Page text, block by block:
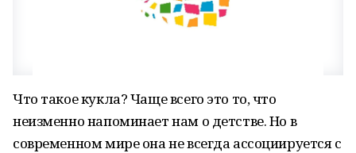
Что такое кукла? Чаще всего это то, что
неизменно напоминает нам о детстве. Но в
современном мире она не всегда ассоциируется с